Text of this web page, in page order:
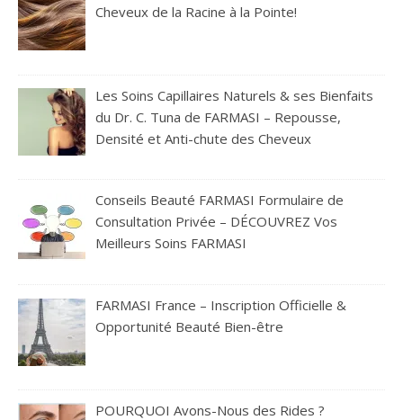
Cheveux de la Racine à la Pointe!
Les Soins Capillaires Naturels & ses Bienfaits
du Dr. C. Tuna de FARMASI – Repousse,
Densité et Anti-chute des Cheveux
Conseils Beauté FARMASI Formulaire de
Consultation Privée – DÉCOUVREZ Vos
Meilleurs Soins FARMASI
FARMASI France – Inscription Officielle &
Opportunité Beauté Bien-être
POURQUOI Avons-Nous des Rides ?